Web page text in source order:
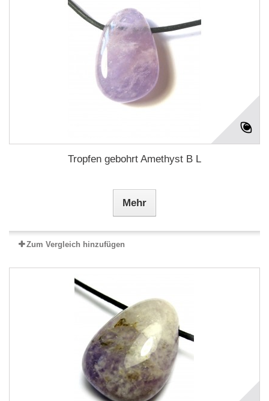
Tropfen gebohrt Amethyst B L
Mehr
Zum Vergleich hinzufügen